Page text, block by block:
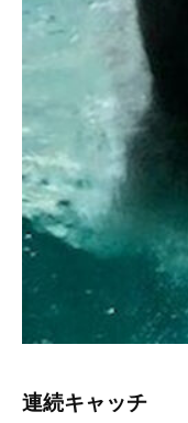
連続キャッチ